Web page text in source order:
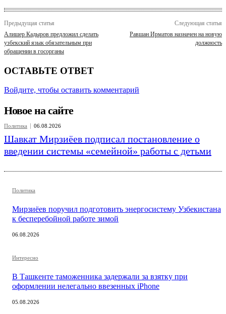
Предыдущая статья
Алишер Кадыров предложил сделать
узбекский язык обязательным при
обращении в госорганы
Следующая статья
Равшан Ирматов назначен на новую
должность
ОСТАВЬТЕ ОТВЕТ
Войдите, чтобы оставить комментарий
Новое на сайте
Политика 06.08.2026
Шавкат Мирзиёев подписал постановление о
введении системы «семейной» работы с детьми
Политика
Мирзиёев поручил подготовить энергосистему Узбекистана
к бесперебойной работе зимой
06.08.2026
Интересно
В Ташкенте таможенника задержали за взятку при
оформлении нелегально ввезенных iPhone
05.08.2026